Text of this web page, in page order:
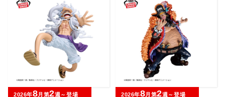
2026年8月第2週～登場 2026年8月第2週～登場